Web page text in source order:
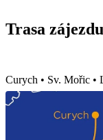
Trasa zájezdu
Curych • Sv. Mořic •